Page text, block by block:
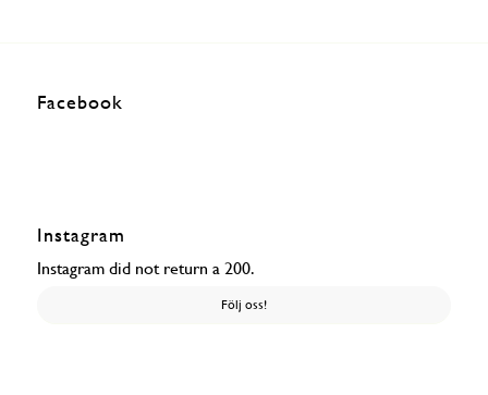
Facebook
Instagram
Instagram did not return a 200.
Följ oss!